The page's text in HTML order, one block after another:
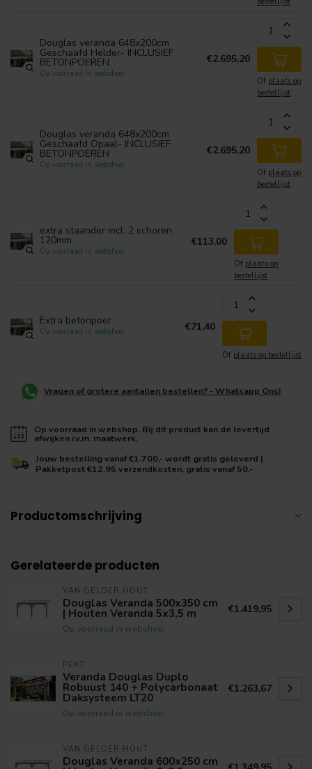
Douglas veranda 648x200cm
Geschaafd Helder- INCLUSIEF
BETONPOEREN
Op voorraad in webshop
€2.695,20
Of plaats op
bestellijst
Douglas veranda 648x200cm
Geschaafd Opaal- INCLUSIEF
BETONPOEREN
Op voorraad in webshop
€2.695,20
Of plaats op
bestellijst
extra staander incl. 2 schoren
120mm
Op voorraad in webshop
€113,00
Of plaats op
bestellijst
Extra betonpoer
Op voorraad in webshop €71,40
Of plaats op bestellijst
Vragen of grotere aantallen bestellen? - Whatsapp Ons!
Op voorraad in webshop. Bij dit product kan de levertijd
afwijken i.v.m. maatwerk.
Jouw bestelling vanaf €1.700,- wordt gratis geleverd |
Pakketpost €12,95 verzendkosten, gratis vanaf 50,-
Productomschrijving
Gerelateerde producten
VAN GELDER HOUT
Douglas Veranda 500x350 cm
| Houten Veranda 5x3,5 m
Op voorraad in webshop
€1.419,95
PEXT
Veranda Douglas Duplo
Robuust 140 + Polycarbonaat
Daksysteem LT20
Op voorraad in webshop
€1.263,67
VAN GELDER HOUT
Douglas Veranda 600x250 cm